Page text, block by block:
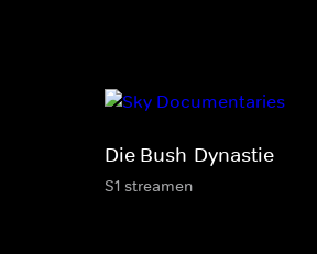
Die Bush-Dynastie
S1 streamen